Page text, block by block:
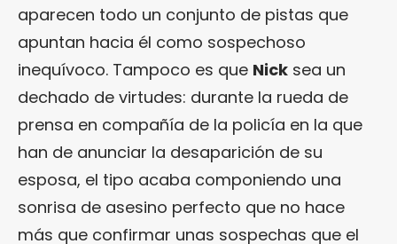
aparecen todo un conjunto de pistas que
apuntan hacia él como sospechoso
inequívoco. Tampoco es que Nick sea un
dechado de virtudes: durante la rueda de
prensa en compañía de la policía en la que
han de anunciar la desaparición de su
esposa, el tipo acaba componiendo una
sonrisa de asesino perfecto que no hace
más que confirmar unas sospechas que el